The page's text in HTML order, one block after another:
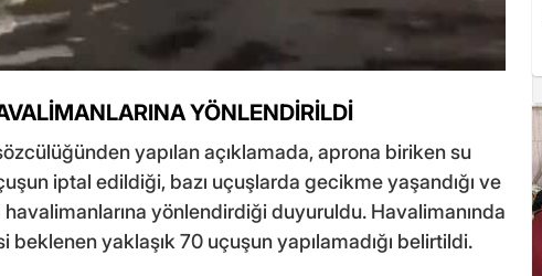
YÖNLENDİRİLDİ
yapılan açıklamada, aprona biriken su
iptal edildiği, bazı uçuşlarda gecikme yaşandığı ve
havalimanlarına yönlendirdiği duyuruldu. Havalimanında
yaklaşık 70 uçuşun yapılamadığı belirtildi.